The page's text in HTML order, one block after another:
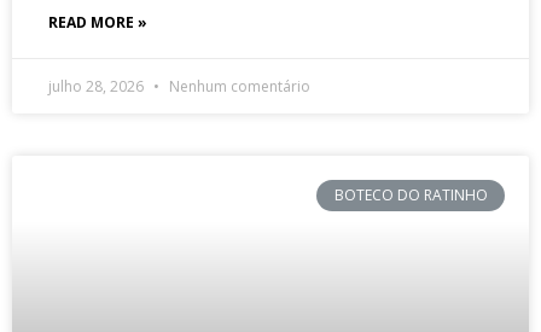
READ MORE »
julho 28, 2026 Nenhum comentário
BOTECO DO RATINHO